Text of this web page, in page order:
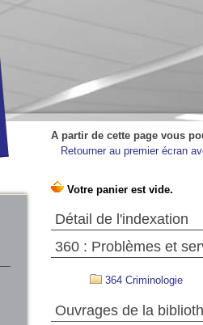
A partir de cette page vous
Retourner au premier écran
Détail de l'indexation
360 : Problèmes et
364 Criminologie
Ouvrages de la